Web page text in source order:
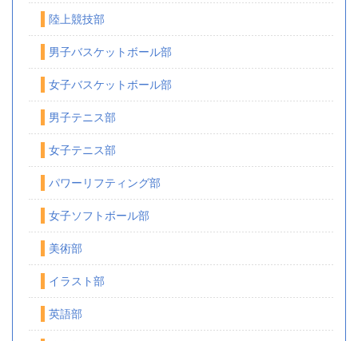
陸上競技部
男子バスケットボール部
女子バスケットボール部
男子テニス部
女子テニス部
パワーリフティング部
女子ソフトボール部
美術部
イラスト部
英語部